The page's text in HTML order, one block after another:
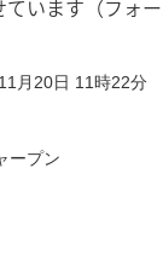
います（フォ
20日 11時22分
プン